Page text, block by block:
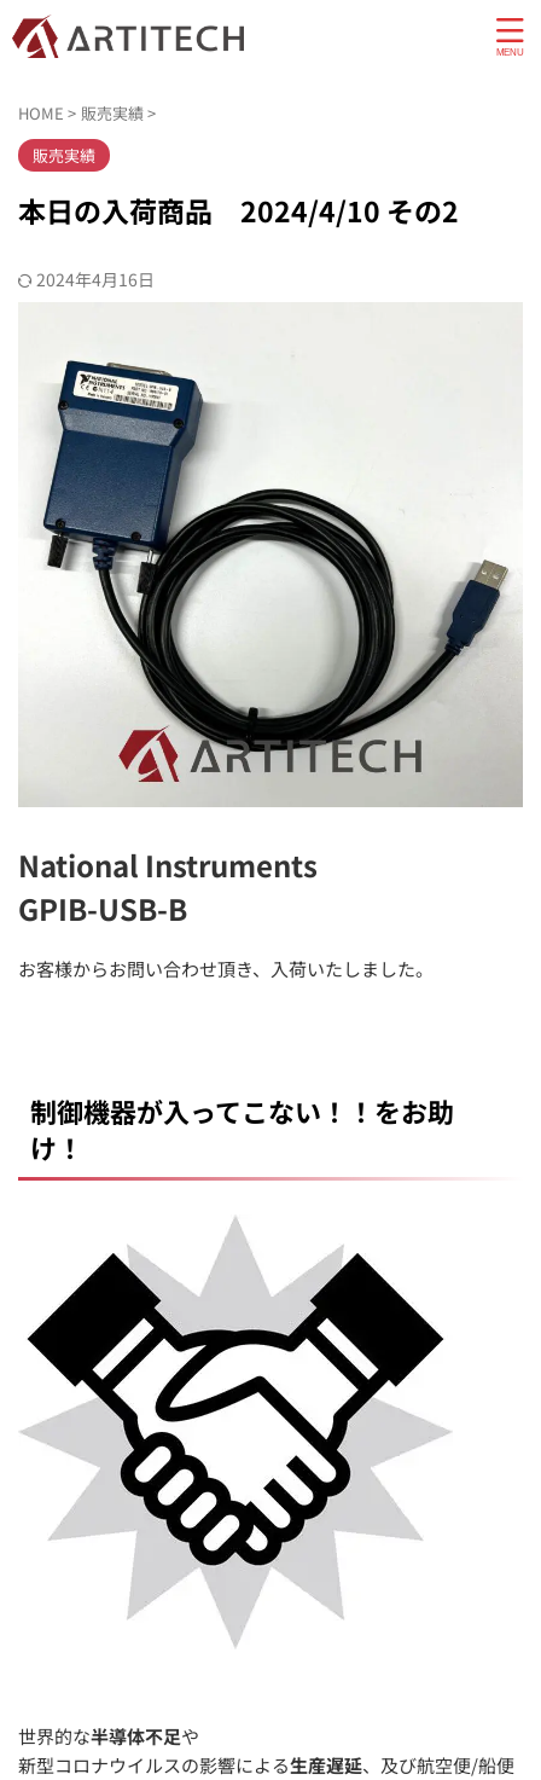
HOME > 販売実績>
販売実績
本日の入荷商品 2024/4/10 その2
2024年4月16日
National Instruments
GPIB-USB-B
お客様からお問い合わせ頂き、入荷いたしました。
制御機器が入ってこない！！をお助
け！
世界的な半導体不足や
新型コロナウイルスの影響による生産遅延、及び航空便/船便